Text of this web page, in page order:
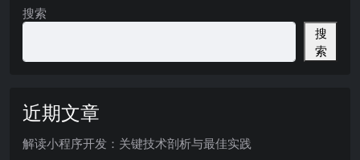
搜索
搜
索
近期文章
解读小程序开发：关键技术剖析与最佳实践